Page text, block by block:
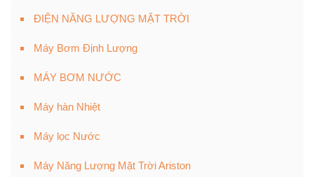
ĐIỆN NĂNG LƯỢNG MẶT TRỜI
Máy Bơm Định Lượng
MÁY BƠM NƯỚC
Máy hàn Nhiệt
Máy lọc Nước
Máy Năng Lượng Mặt Trời Ariston